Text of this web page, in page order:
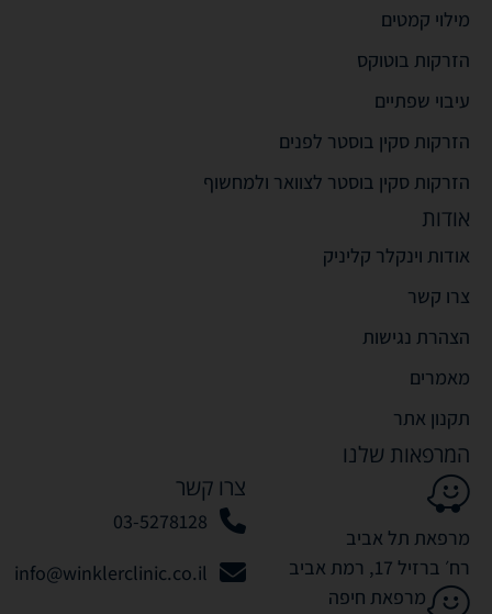
מילוי קמטים
הזרקות בוטוקס
עיבוי שפתיים
הזרקות סקין בוסטר לפנים
הזרקות סקין בוסטר לצוואר ולמחשוף
אודות
אודות וינקלר קליניק
צרו קשר
הצהרת נגישות
מאמרים
תקנון אתר
המרפאות שלנו
מרפאת תל אביב
רח׳ ברזיל 17, רמת אביב
מרפאת חיפה
צרו קשר
03-5278128
info@winklerclinic.co.il